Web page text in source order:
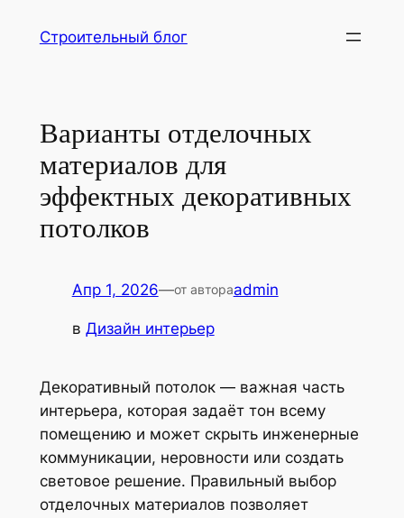
Строительный блог
Варианты отделочных
материалов для
эффектных декоративных
потолков
Апр 1, 2026—от автораadmin
в Дизайн интерьер
Декоративный потолок — важная часть
интерьера, которая задаёт тон всему
помещению и может скрыть инженерные
коммуникации, неровности или создать
световое решение. Правильный выбор
отделочных материалов позволяет